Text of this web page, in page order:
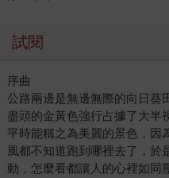
試閱
序曲
公路兩邊是無邊無際的向日葵
盡頭的金黃色強行占據了大半
平時能稱之為美麗的景色，因
風都不知道跑到哪裡去了，於
動，怎麼看都讓人的心裡如同